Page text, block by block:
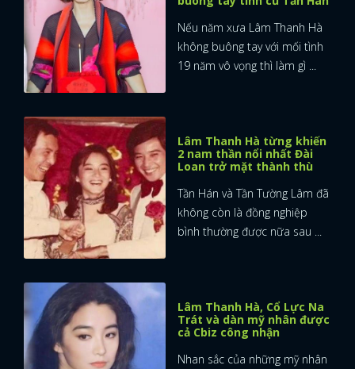
Nếu năm xưa Lâm Thanh Hà
không buông tay với mối tình
19 năm vô vọng thì làm gì ...
Lâm Thanh Hà từng khiến
2 nam thần nổi nhất Đài
Loan trở mặt thành thù
Tần Hán và Tần Tường Lâm đã
không còn là đồng nghiệp
bình thường được nữa sau ...
Lâm Thanh Hà, Cổ Lực Na
Trát và dàn mỹ nhân được
cả Cbiz công nhận
Nhan sắc của những mỹ nhân